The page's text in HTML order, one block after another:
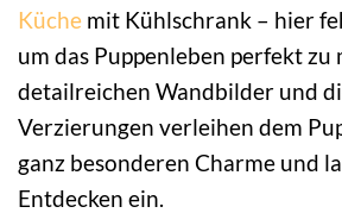
Küche mit Kühlschrank – hier
um das Puppenleben perfekt zu
detailreichen Wandbilder und
Verzierungen verleihen dem
ganz besonderen Charme und
Entdecken ein.